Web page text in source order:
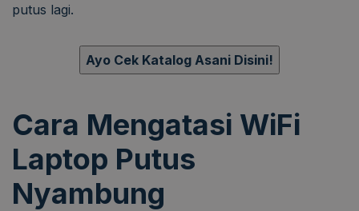
putus lagi.
Ayo Cek Katalog Asani Disini!
Cara Mengatasi WiFi
Laptop Putus
Nyambung